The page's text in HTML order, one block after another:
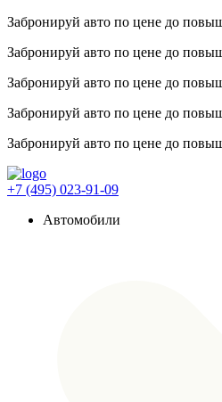
Забронируй авто по цене до
Забронируй авто по цене до
Забронируй авто по цене до
Забронируй авто по цене до
Забронируй авто по цене до
+7 (495) 023-91-09
Автомобили